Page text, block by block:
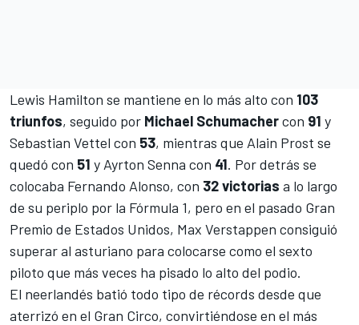
Lewis Hamilton se mantiene en lo más alto con 103
triunfos, seguido por Michael Schumachercon 91 y
Sebastian Vettel con 53, mientras que Alain Prost se
quedó con 51 y Ayrton Senna con 41. Por detrás se
colocaba Fernando Alonso, con 32 victorias a lo largo
de su periplo por la Fórmula 1, pero en el pasado Gran
Premio de Estados Unidos, Max Verstappen consiguió
superar al asturiano para colocarse como el sexto
piloto que más veces ha pisado lo alto del podio.
El neerlandés batió todo tipo de récords desde que
aterrizó en el Gran Circo, convirtiéndose en el más